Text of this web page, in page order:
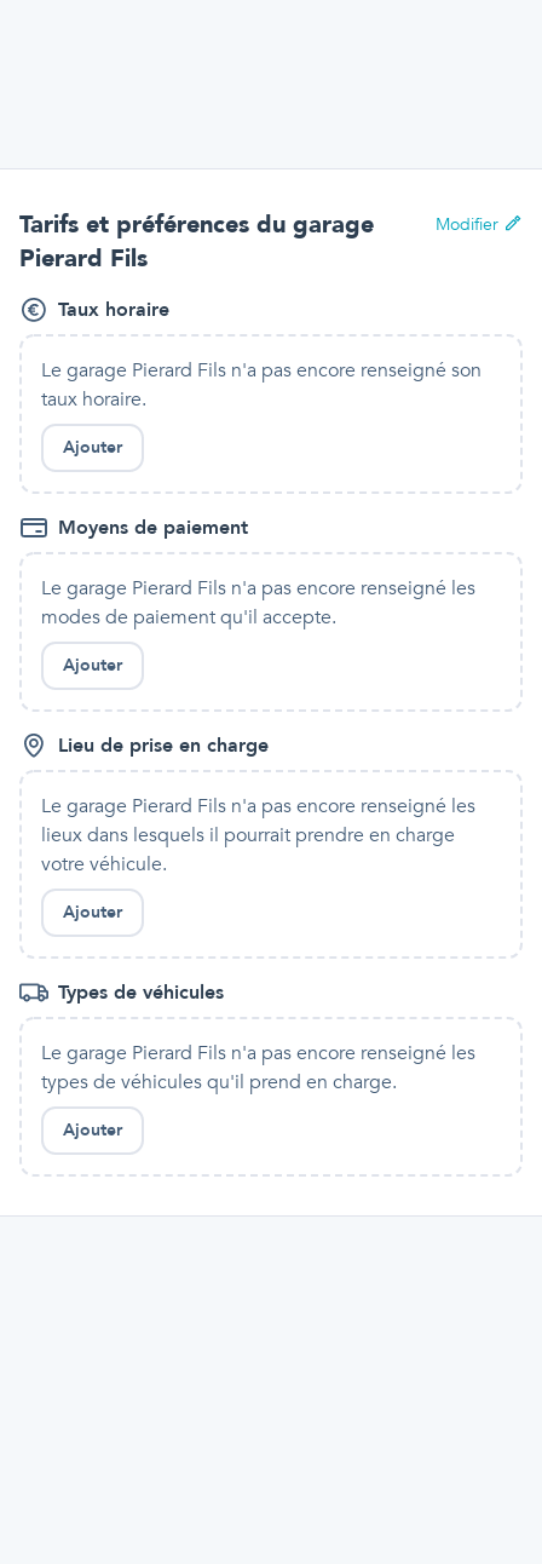
Tarifs et préférences du garage
Pierard Fils
Modifier
Taux horaire
Le garage Pierard Fils n'a pas encore renseigné son
taux horaire.
Ajouter
Moyens de paiement
Le garage Pierard Fils n'a pas encore renseigné les
modes de paiement qu'il accepte.
Ajouter
Lieu de prise en charge
Le garage Pierard Fils n'a pas encore renseigné les
lieux dans lesquels il pourrait prendre en charge
votre véhicule.
Ajouter
Types de véhicules
Le garage Pierard Fils n'a pas encore renseigné les
types de véhicules qu'il prend en charge.
Ajouter